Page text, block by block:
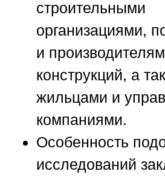
строительными
организациями,
и
конструкций, а
жильцами и
компаниями.
Особенность
исследований